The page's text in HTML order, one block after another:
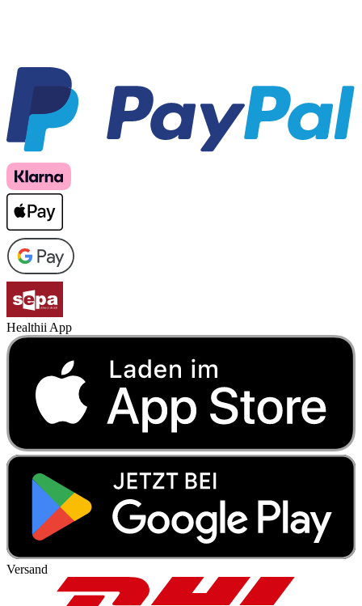
Healthii App
Versand